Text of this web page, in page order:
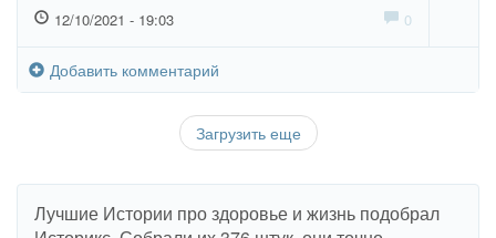
12/10/2021 - 19:03 0
Добавить комментарий
Загрузить еще
Лучшие Истории про здоровье и жизнь подобрал